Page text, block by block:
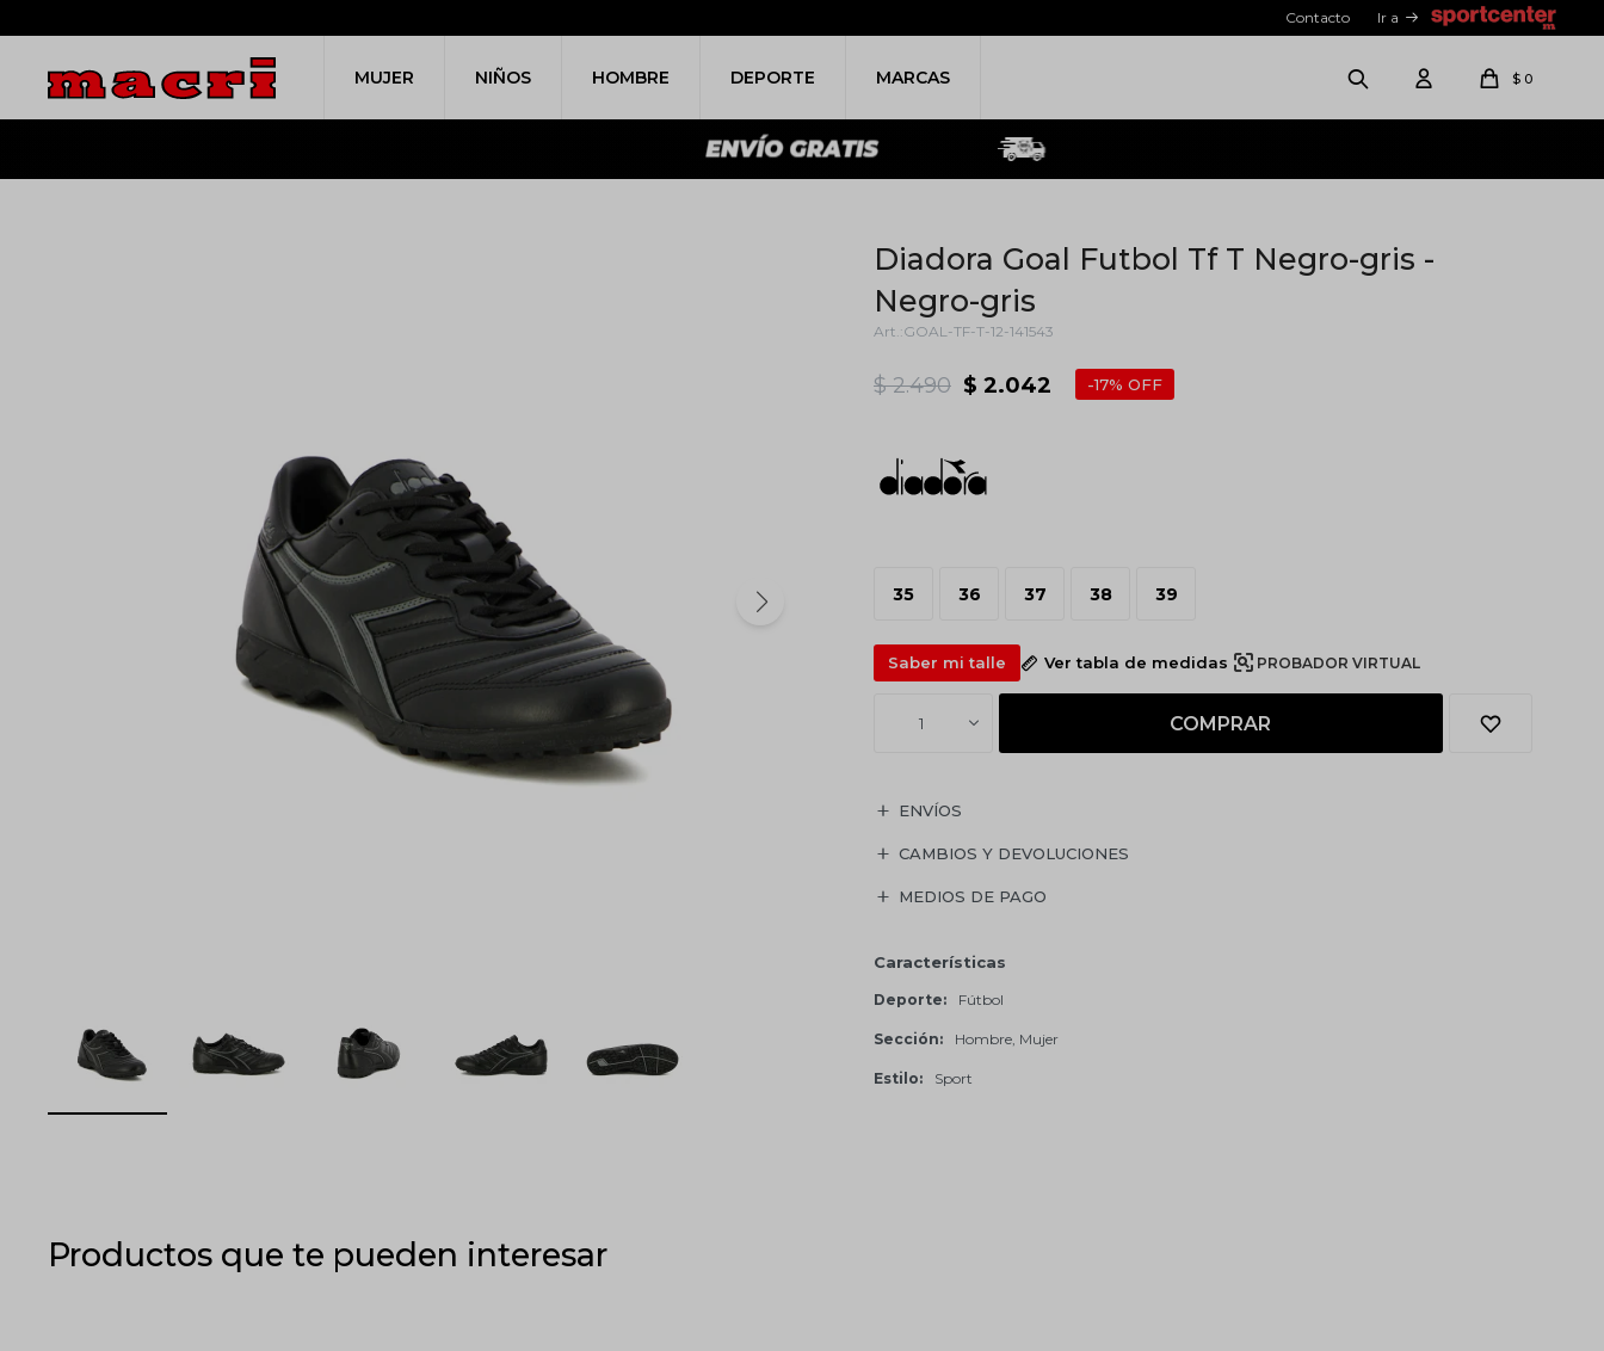
MUJER NIÑOS HOMBRE DEPORTE MARCAS $ 0
Contacto Ir a
Diadora Goal Futbol Tf T Negro-gris -
Negro-gris
GOAL-TF-T-12-141543
$ 2.042
$ 2.490 17
35 36 37 38 39
Saber mi talle Ver tabla de medidas PROBADOR VIRTUAL
1 COMPRAR
ENVÍOS
CAMBIOS Y DEVOLUCIONES
MEDIOS DE PAGO
Características
Deporte Fútbol
Sección Hombre, Mujer
Estilo Sport
Productos que te pueden interesar